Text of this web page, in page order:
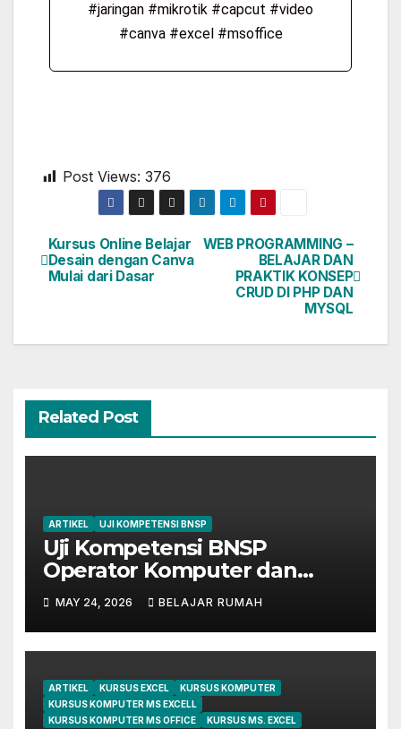
#jaringan #mikrotik #capcut #video
#canva #excel #msoffice
Post Views: 376
WEB PROGRAMMING –
BELAJAR DAN
PRAKTIK KONSEP
CRUD DI PHP DAN
MYSQL
Kursus Online Belajar
Desain dengan Canva
Mulai dari Dasar
Related Post
ARTIKEL UJI KOMPETENSI BNSP
Uji Kompetensi BNSP
Operator Komputer dan
Digital Marketing di Bekasi
MAY 24, 2026 BELAJAR RUMAH
ARTIKEL KURSUS EXCEL
KURSUS KOMPUTER
KURSUS KOMPUTER MS EXCELL
KURSUS KOMPUTER MS OFFICE
KURSUS MS. EXCEL